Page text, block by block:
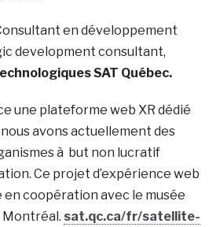
en développement
development consultant,
SAT Québec.
une plateforme web XR dédié
avons actuellement des
à but non lucratif
Ce projet d’expérience web
coopération avec le musée
Montréal. sat.qc.ca/fr/satellite-